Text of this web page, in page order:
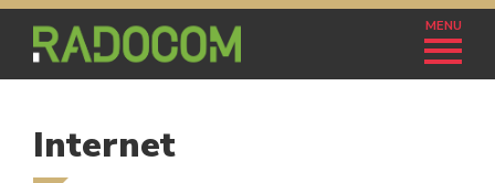
MENU
Internet